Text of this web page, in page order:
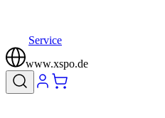
Service
www.xspo.de